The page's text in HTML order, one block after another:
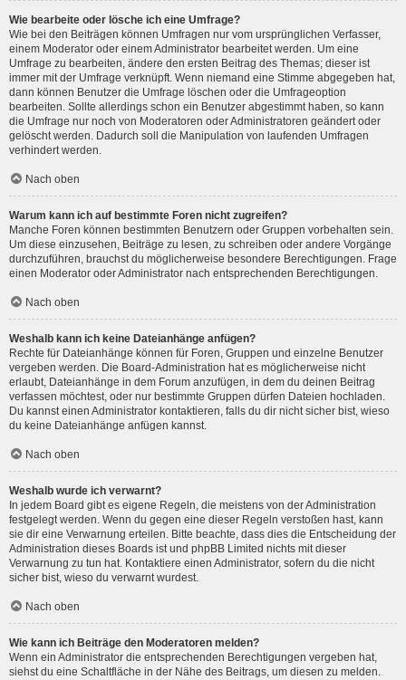
Wie bearbeite oder lösche ich eine Umfrage?
Wie bei den Beiträgen können Umfragen nur vom ursprünglichen Verfasser,
einem Moderator oder einem Administrator bearbeitet werden. Um eine
Umfrage zu bearbeiten, ändere den ersten Beitrag des Themas; dieser ist
immer mit der Umfrage verknüpft. Wenn niemand eine Stimme abgegeben hat,
dann können Benutzer die Umfrage löschen oder die Umfrageoption
bearbeiten. Sollte allerdings schon ein Benutzer abgestimmt haben, so kann
die Umfrage nur noch von Moderatoren oder Administratoren geändert oder
gelöscht werden. Dadurch soll die Manipulation von laufenden Umfragen
verhindert werden.
Nach oben
Warum kann ich auf bestimmte Foren nicht zugreifen?
Manche Foren können bestimmten Benutzern oder Gruppen vorbehalten sein.
Um diese einzusehen, Beiträge zu lesen, zu schreiben oder andere Vorgänge
durchzuführen, brauchst du möglicherweise besondere Berechtigungen. Frage
einen Moderator oder Administrator nach entsprechenden Berechtigungen.
Nach oben
Weshalb kann ich keine Dateianhänge anfügen?
Rechte für Dateianhänge können für Foren, Gruppen und einzelne Benutzer
vergeben werden. Die Board-Administration hat es möglicherweise nicht
erlaubt, Dateianhänge in dem Forum anzufügen, in dem du deinen Beitrag
verfassen möchtest, oder nur bestimmte Gruppen dürfen Dateien hochladen.
Du kannst einen Administrator kontaktieren, falls du dir nicht sicher bist, wieso
du keine Dateianhänge anfügen kannst.
Nach oben
Weshalb wurde ich verwarnt?
In jedem Board gibt es eigene Regeln, die meistens von der Administration
festgelegt werden. Wenn du gegen eine dieser Regeln verstoßen hast, kann
sie dir eine Verwarnung erteilen. Bitte beachte, dass dies die Entscheidung der
Administration dieses Boards ist und phpBB Limited nichts mit dieser
Verwarnung zu tun hat. Kontaktiere einen Administrator, sofern du die nicht
sicher bist, wieso du verwarnt wurdest.
Nach oben
Wie kann ich Beiträge den Moderatoren melden?
Wenn ein Administrator die entsprechenden Berechtigungen vergeben hat,
siehst du eine Schaltfläche in der Nähe des Beitrags, um diesen zu melden.